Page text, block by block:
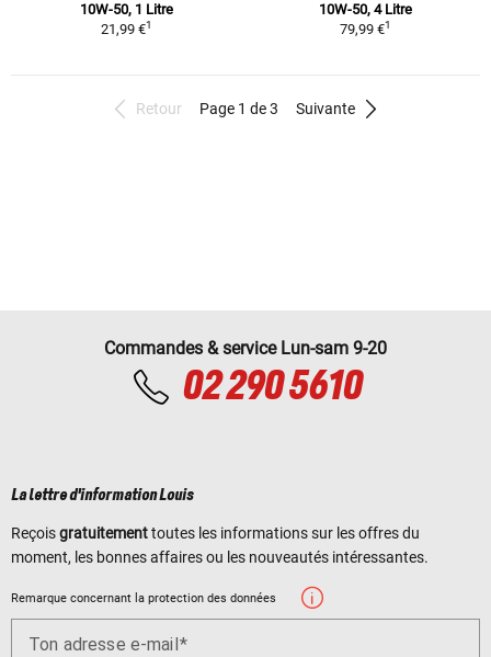
10W-50, 1 Litre
21,99 €1
10W-50, 4 Litre
79,99 €1
Retour Page 1 de 3 Suivante
Commandes & service Lun-sam 9-20
02 290 5610
La lettre d'information Louis
Reçoisgratuitementtoutes les informations sur les offres du
moment, les bonnes affaires ou les nouveautés intéressantes.
Remarque concernant la protection des données
Ton adresse e-mail